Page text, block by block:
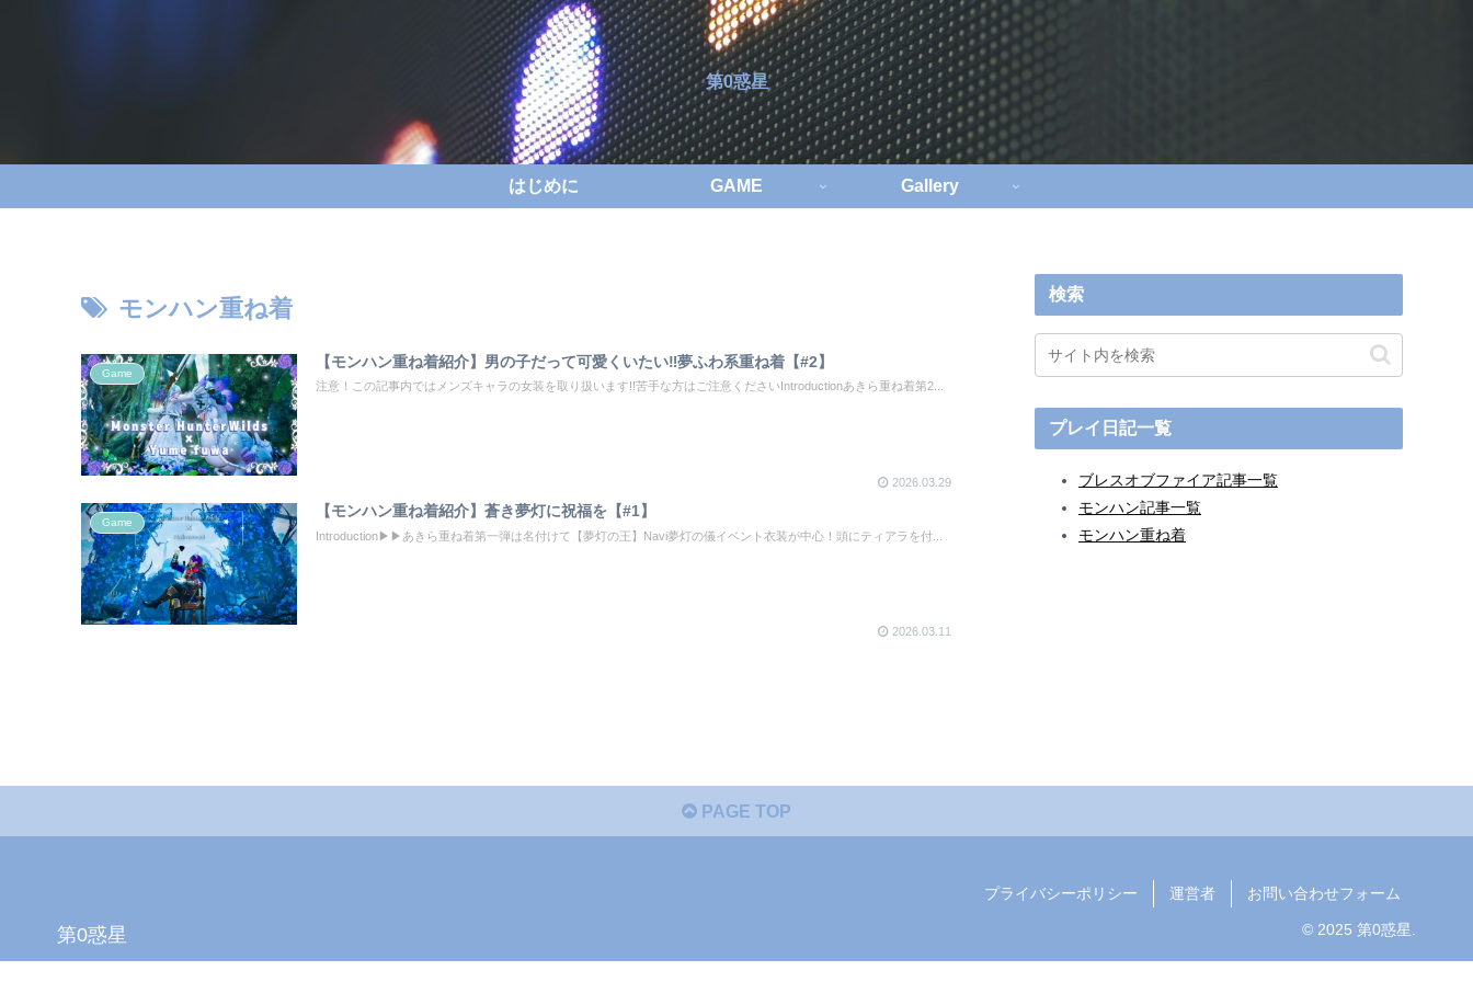
第0惑星
はじめに GAME Gallery
モンハン重ね着
Game
【モンハン重ね着紹介】男の子だって可愛くいたい‼︎夢ふわ系重ね着【#2】
注意！この記事内ではメンズキャラの女装を取り扱います!!苦手な方はご注意くださいIntroductionあきら重ね着第2...
2026.03.29
Game
【モンハン重ね着紹介】蒼き夢灯に祝福を【#1】
Introduction▶▶あきら重ね着第一弾は名付けて【夢灯の王】Navi夢灯の儀イベント衣装が中心！頭にティアラを付...
2026.03.11
検索
プレイ日記一覧
ブレスオブファイア記事一覧
モンハン記事一覧
モンハン重ね着
PAGE TOP
第0惑星
プライバシーポリシー 運営者 お問い合わせフォーム
© 2025 第0惑星.